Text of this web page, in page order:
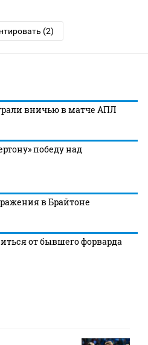
(2)
вничью в матче АПЛ
победу над
в Брайтоне
от бывшего форварда